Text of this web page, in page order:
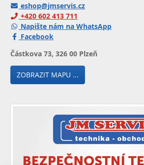
eshop@jmservis.cz
+420 602 413 711
Napište nám na WhatsApp
Facebook
Částkova 73, 326 00 Plzeň
ZOBRAZIT MAPU ...